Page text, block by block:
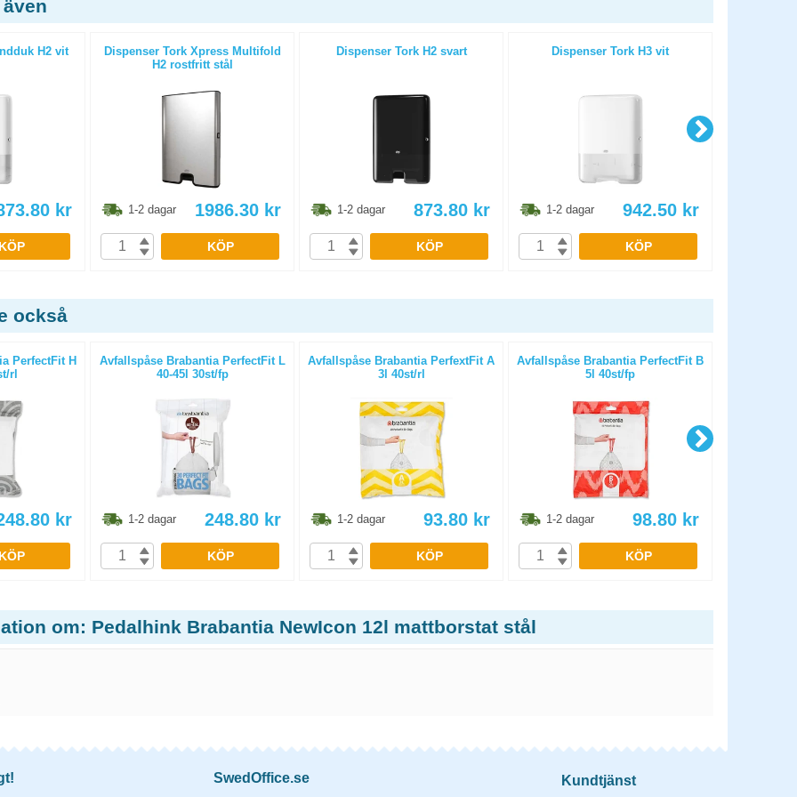
H2 vit
kr
KÖP
Dispenser Tork Xpress Multifold
H2 rostfritt stål
1-2 dagar 1986.30 kr
KÖP
Dispenser Tork H2 svart
1-2 dagar 873.80 kr
KÖP
Dispenser Tork H3 vit
1-2 dagar 942.50 kr
KÖP
också
PerfectFit H
rl
kr
KÖP
Avfallspåse Brabantia PerfectFit L
40-45l 30st/fp
1-2 dagar 248.80 kr
KÖP
Avfallspåse Brabantia PerfextFit A
3l 40st/rl
1-2 dagar 93.80 kr
KÖP
Avfallspåse Brabantia PerfectFit B
5l 40st/fp
1-2 dagar 98.80 kr
KÖP
om: Pedalhink Brabantia NewIcon 12l mattborstat stål
SwedOffice.se Kundtjänst